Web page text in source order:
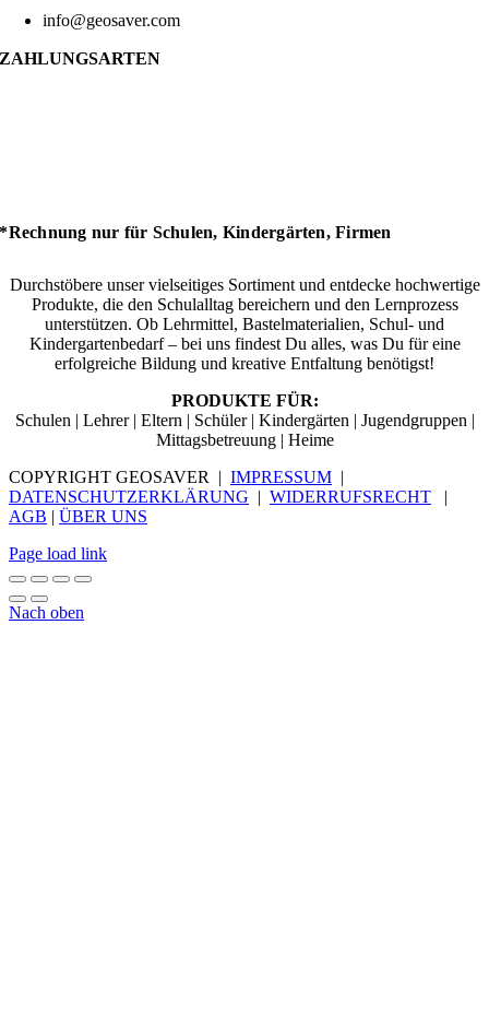
info@geosaver.com
ZAHLUNGSARTEN
*Rechnung nur für Schulen, Kindergärten, Firmen
Durchstöbere unser vielseitiges Sortiment und entdecke hochwertige
Produkte, die den Schulalltag bereichern und den Lernprozess
unterstützen. Ob Lehrmittel, Bastelmaterialien, Schul- und
Kindergartenbedarf – bei uns findest Du alles, was Du für eine
erfolgreiche Bildung und kreative Entfaltung benötigst!
PRODUKTE FÜR:
Schulen | Lehrer | Eltern | Schüler | Kindergärten | Jugendgruppen |
Mittagsbetreuung | Heime
COPYRIGHT GEOSAVER | IMPRESSUM |
DATENSCHUTZERKLÄRUNG | WIDERRUFSRECHT |
AGB | ÜBER UNS
Page load link
Nach oben